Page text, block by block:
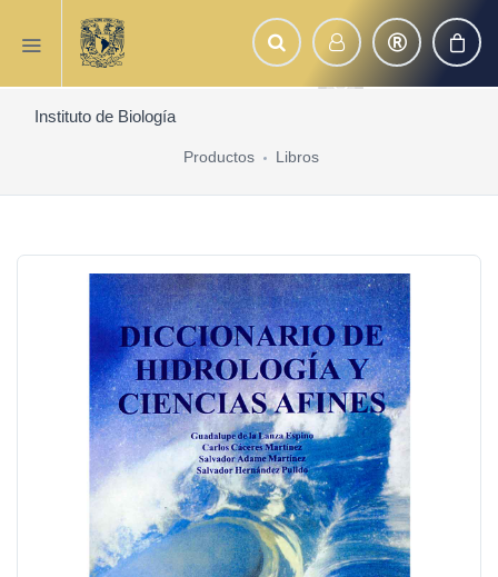
Instituto de Biología
Productos Libros